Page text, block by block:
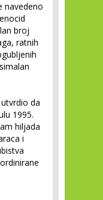
navedeno
broj
ratnih
da
1995.
hiljada
i